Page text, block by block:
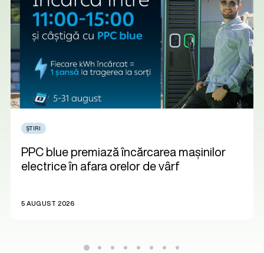
ȘTIRI
PPC blue premiază încărcarea mașinilor
electrice în afara orelor de vârf
5 AUGUST 2026